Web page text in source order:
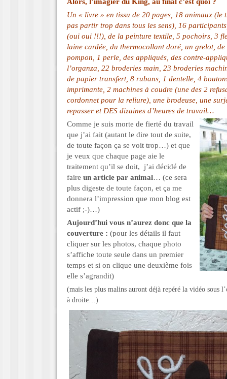
Un « livre » en tissu de 20 pages, 18 animaux (le
pas partir trop dans tous les sens), 16
(oui oui !!!), de la peinture textile, 5 pochoirs, 3
laine cardée, du thermocollant doré, un grelot,
pompon, 1 perle, des appliqués, des contre-
l’organza, 22 broderies main, 23 broderies
de papier transfert, 8 rubans, 1 dentelle, 4
imprimante, 2 machines à coudre (une des 2
cordonnet pour la reliure), une brodeuse, une
repasser et DES dizaines d’heures de travail…
Comme je suis morte de fierté du travail
que j’ai fait (autant le dire tout de suite,
de toute façon ça se voit trop…) et que
je veux que chaque page aie le
traitement qu’il se doit, j’ai décidé de
faire un article par animal… (ce sera
plus digeste de toute façon, et ça me
donnera l’impression que mon blog est
actif ;-)…)
Aujourd’hui vous n’aurez donc que la
couverture : (pour les détails il faut
cliquer sur les photos, chaque photo
s’affiche toute seule dans un premier
temps et si on clique une deuxième fois
elle s’agrandit)
(mais les plus malins auront déjà repéré la vidéo sous
à droite…)